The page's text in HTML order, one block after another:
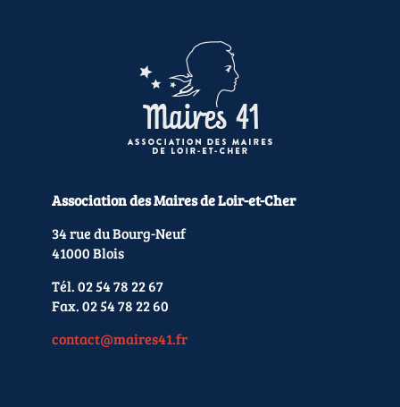
Association des Maires de Loir-et-Cher
34 rue du Bourg-Neuf
41000 Blois
Tél. 02 54 78 22 67
Fax. 02 54 78 22 60
contact@maires41.fr